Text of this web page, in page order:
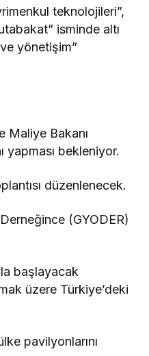
teknolojileri”,
isminde altı
yönetişim”
Maliye Bakanı
yapması bekleniyor.
düzenlenecek.
(GYODER)
başlayacak
üzere Türkiye’deki
pavilyonlarını